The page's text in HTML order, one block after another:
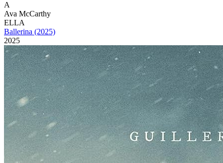
A
Ava McCarthy
ELLA
Ballerina (2025)
2025